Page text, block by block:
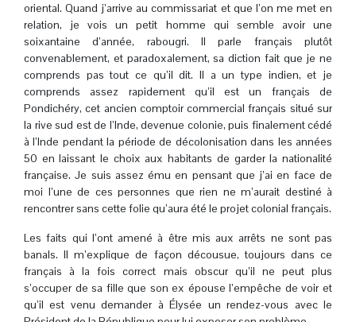
oriental. Quand j’arrive au commissariat et que l’on me met en
relation, je vois un petit homme qui semble avoir une
soixantaine d’année, rabougri. Il parle français plutôt
convenablement, et paradoxalement, sa diction fait que je ne
comprends pas tout ce qu’il dit. Il a un type indien, et je
comprends assez rapidement qu’il est un français de
Pondichéry, cet ancien comptoir commercial français situé sur
la rive sud est de l’Inde, devenue colonie, puis finalement cédé
à l’Inde pendant la période de décolonisation dans les années
50 en laissant le choix aux habitants de garder la nationalité
française. Je suis assez ému en pensant que j’ai en face de
moi l’une de ces personnes que rien ne m’aurait destiné à
rencontrer sans cette folie qu’aura été le projet colonial français.
Les faits qui l’ont amené à être mis aux arrêts ne sont pas
banals. Il m’explique de façon décousue, toujours dans ce
français à la fois correct mais obscur qu’il ne peut plus
s’occuper de sa fille que son ex épouse l’empêche de voir et
qu’il est venu demander à Élysée un rendez-vous avec le